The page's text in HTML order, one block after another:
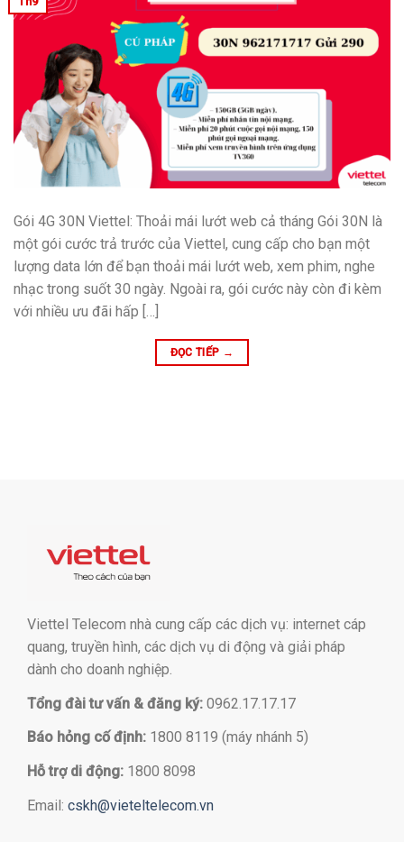
Gói 4G 30N Viettel: Thoải mái lướt web cả tháng Gói 30N là
một gói cước trả trước của Viettel, cung cấp cho bạn một
lượng data lớn để bạn thoải mái lướt web, xem phim, nghe
nhạc trong suốt 30 ngày. Ngoài ra, gói cước này còn đi kèm
với nhiều ưu đãi hấp […]
ĐỌC TIẾP →
Viettel Telecom nhà cung cấp các dịch vụ: internet cáp
quang, truyền hình, các dịch vụ di động và giải pháp
dành cho doanh nghiệp.
Tổng đài tư vấn & đăng ký: 0962.17.17.17
Báo hỏng cố định: 1800 8119 (máy nhánh 5)
Hỗ trợ di động: 1800 8098
Email: cskh@vieteltelecom.vn